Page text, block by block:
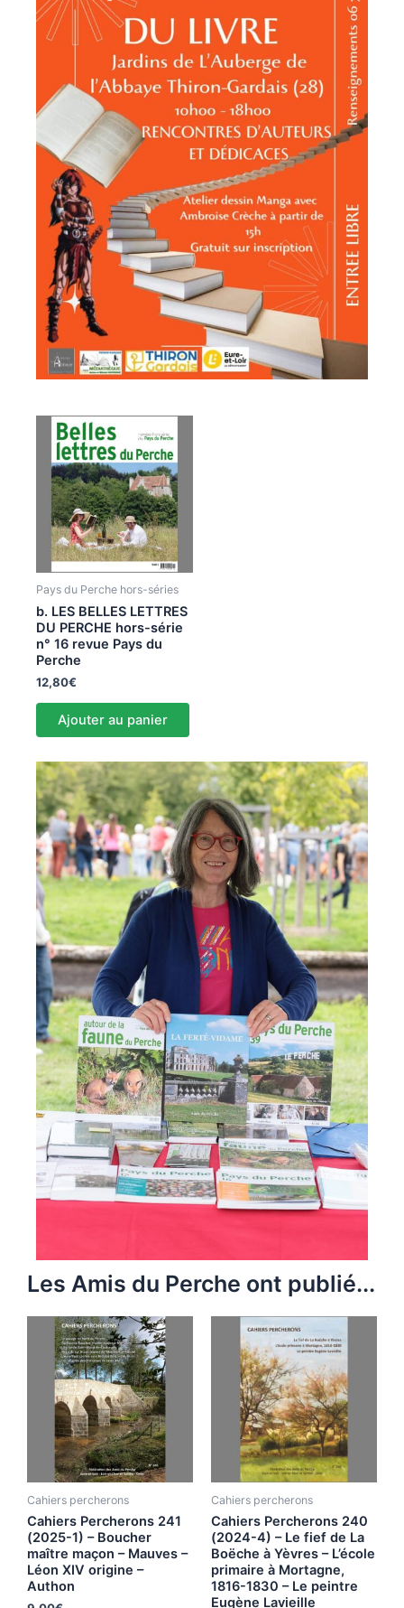
Pays du Perche hors-séries
b. LES BELLES LETTRES
DU PERCHE hors-série
n° 16 revue Pays du
Perche
12,80€
Ajouter au panier
Les Amis du Perche ont publié...
Cahiers percherons
Cahiers Percherons 241
(2025-1) – Boucher
maître maçon – Mauves –
Léon XIV origine –
Authon
Cahiers percherons
Cahiers Percherons 240
(2024-4) – Le fief de La
Boëche à Yèvres – L’école
primaire à Mortagne,
1816-1830 – Le peintre
Eugène Lavieille